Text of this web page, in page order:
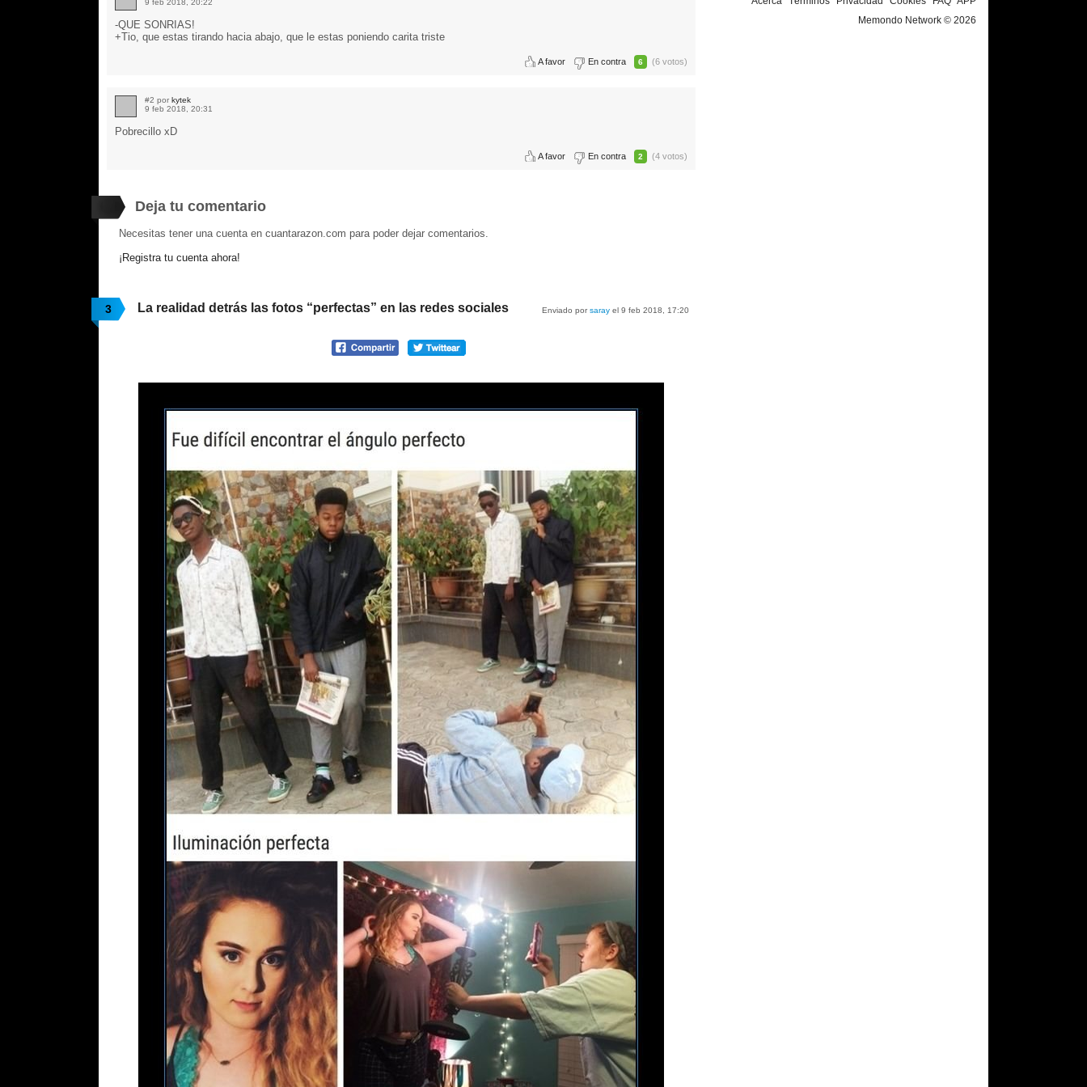
9 feb 2018, 20:22
-QUE SONRIAS!
+Tio, que estas tirando hacia abajo, que le estas poniendo carita triste
A favor En contra 6 (6 votos)
#2 por kytek
9 feb 2018, 20:31
Pobrecillo xD
A favor En contra 2 (4 votos)
Deja tu comentario
Necesitas tener una cuenta en cuantarazon.com para poder dejar comentarios.
¡Registra tu cuenta ahora!
3 Enviado porsaray el 9 feb 2018, 17:20
La realidad detrás las fotos “perfectas” en las redes sociales
Memondo Network © 2026